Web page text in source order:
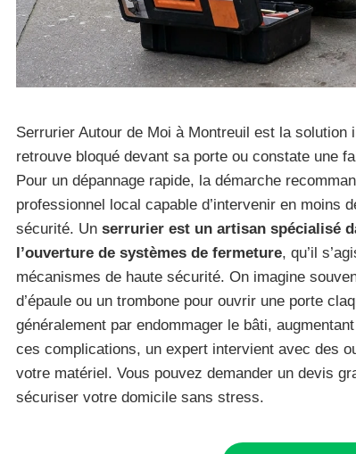
Serrurier Autour de Moi à Montreuil est la solution
retrouve bloqué devant sa porte ou constate une
Pour un dépannage rapide, la démarche
professionnel local capable d’intervenir en moins
sécurité. Un serrurier est un artisan spécialisé
l’ouverture de systèmes de fermeture, qu’il
mécanismes de haute sécurité. On imagine
d’épaule ou un trombone pour ouvrir une porte
généralement par endommager le bâti,
ces complications, un expert intervient avec des
votre matériel. Vous pouvez demander un devis
sécuriser votre domicile sans stress.